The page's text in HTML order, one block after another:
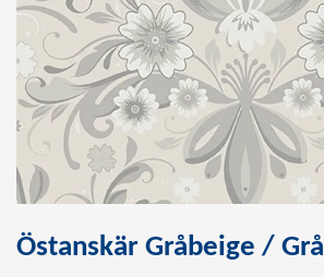
Östanskär Gråbeige / Grå